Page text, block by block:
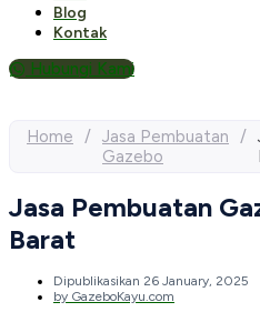
Blog
Kontak
Hubungi Kami
Home / Jasa Pembuatan
Gazebo
/
Jasa Pembuatan
Barat
Dipublikasikan 26 January, 2025
by GazeboKayu.com